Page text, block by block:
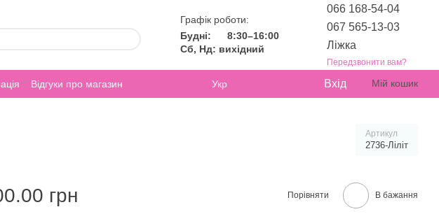
Графік роботи:
Будні:
8:30–16:00
Сб, Нд: вихідний
066 168-54-04
067 565-13-03
Ліжка
Передзвонити вам?
Відгуки про магазин Укр Вхід Мій кошик
Артикул
2736-Ліліт
грн Порівняти В бажання